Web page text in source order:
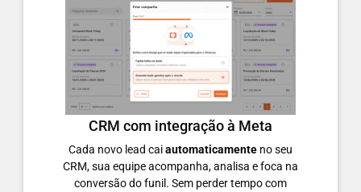
CRM com integração à Meta
Cada novo lead caiautomaticamente no seu
CRM, sua equipe acompanha, analisa e foca na
conversão do funil. Sem perder tempo com